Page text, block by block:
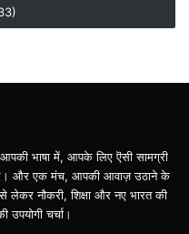
भाषा में, आपके लिए ऎसी सामग्री
और एक मंच, आपकी आवाज़ उठाने के
लेकर नौकरी, शिक्षा और नए भारत की
उपयोगी चर्चा।